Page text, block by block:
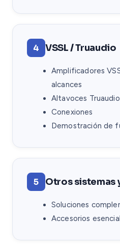
4 VSSL / Truaudio
Amplificadores
alcances
Altavoces Truaudio
Conexiones
Demostración de
5 Otros sistemas
Soluciones
Accesorios